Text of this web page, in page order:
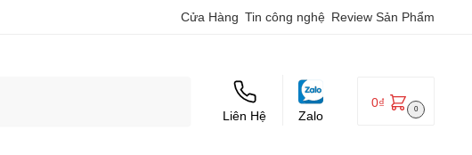
Cửa Hàng Tin công nghệ Review Sản Phẩm
Liên Hệ Zalo
0₫ 0